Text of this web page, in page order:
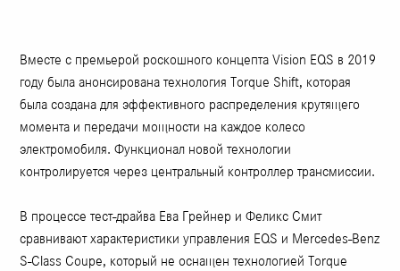
Вместе с премьерой роскошного концепта Vision EQS в 2019
году была анонсирована технология Torque Shift, которая
была создана для эффективного распределения крутящего
момента и передачи мощности на каждое колесо
электромобиля. Функционал новой технологии
контролируется через центральный контроллер трансмиссии.
В процессе тест-драйва Ева Грейнер и Феликс Смит
сравнивают характеристики управления EQS и Mercedes-Benz
S-Class Coupe, который не оснащен технологией Torque